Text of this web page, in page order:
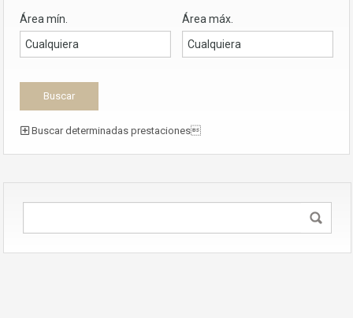
Área mín. Área máx.
Buscar determinadas prestaciones